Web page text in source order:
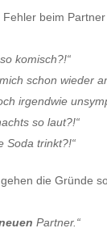
beim
komisch?!“
schon wieder
irgendwie
so laut?!“
Soda trinkt?!“
die Gründe
Partner.“